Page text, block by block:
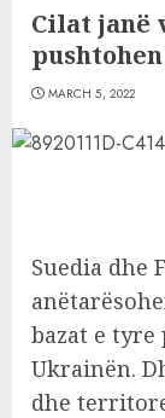
Cilat janë
MARCH 5, 2022
Suedia dhe
bazat e
Ukrainën.
dhe